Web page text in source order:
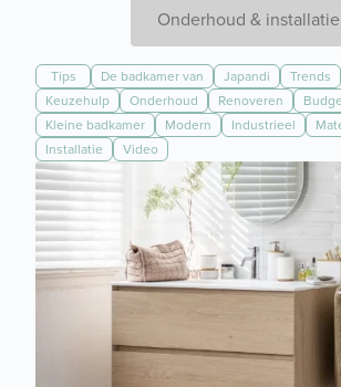
Onderhoud & installatie
Tips De badkamer van Japandi Trends
Keuzehulp
Onderhoud Renoveren
Kleine badkamer
Modern Industrieel
Installatie
Video